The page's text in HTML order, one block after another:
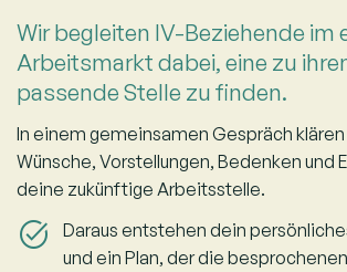
Wir begleiten IV-Beziehende im
Arbeitsmarkt dabei, eine zu
passende Stelle zu finden.
In einem gemeinsamen Gespräch
Wünsche, Vorstellungen, Bedenken und
deine zukünftige Arbeitsstelle.
Daraus entstehen dein
und ein Plan, der die